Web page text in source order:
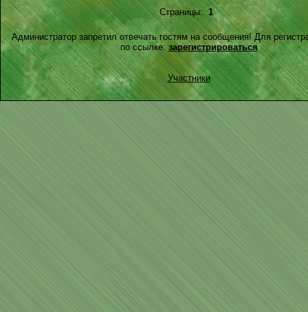
Страницы:1
Администратор запретил отвечать гостям на сообщения! Для
по ссылке: зарегистрироваться
Участники